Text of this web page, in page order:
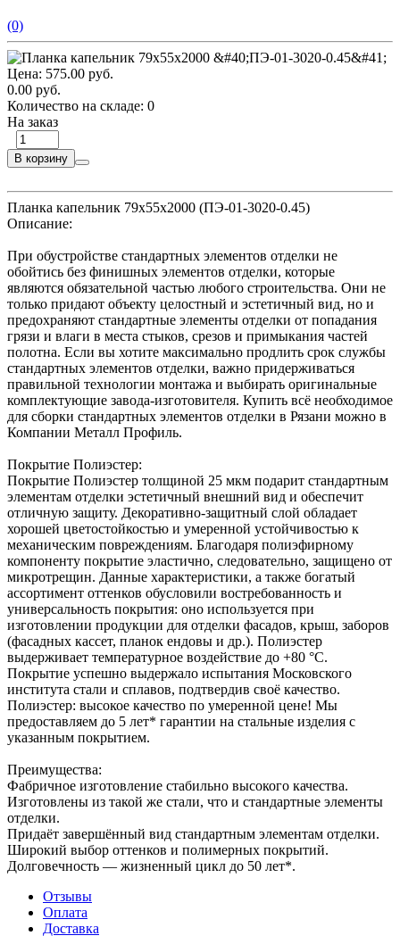
(0)
Цена: 575.00 руб.
0.00 руб.
Количество на складе: 0
На заказ
В корзину
Планка капельник 79х55х2000 (ПЭ-01-3020-0.45)
Описание:
При обустройстве стандартных элементов отделки не
обойтись без финишных элементов отделки, которые
являются обязательной частью любого строительства. Они не
только придают объекту целостный и эстетичный вид, но и
предохраняют стандартные элементы отделки от попадания
грязи и влаги в места стыков, срезов и примыкания частей
полотна. Если вы хотите максимально продлить срок службы
стандартных элементов отделки, важно придерживаться
правильной технологии монтажа и выбирать оригинальные
комплектующие завода-изготовителя. Купить всё необходимое
для сборки стандартных элементов отделки в Рязани можно в
Компании Металл Профиль.
Покрытие Полиэстер:
Покрытие Полиэстер толщиной 25 мкм подарит стандартным
элементам отделки эстетичный внешний вид и обеспечит
отличную защиту. Декоративно-защитный слой обладает
хорошей цветостойкостью и умеренной устойчивостью к
механическим повреждениям. Благодаря полиэфирному
компоненту покрытие эластично, следовательно, защищено от
микротрещин. Данные характеристики, а также богатый
ассортимент оттенков обусловили востребованность и
универсальность покрытия: оно используется при
изготовлении продукции для отделки фасадов, крыш, заборов
(фасадных кассет, планок ендовы и др.). Полиэстер
выдерживает температурное воздействие до +80 °С.
Покрытие успешно выдержало испытания Московского
института стали и сплавов, подтвердив своё качество.
Полиэстер: высокое качество по умеренной цене! Мы
предоставляем до 5 лет* гарантии на стальные изделия с
указанным покрытием.
Преимущества:
Фабричное изготовление стабильно высокого качества.
Изготовлены из такой же стали, что и стандартные элементы
отделки.
Придаёт завершённый вид стандартным элементам отделки.
Широкий выбор оттенков и полимерных покрытий.
Долговечность — жизненный цикл до 50 лет*.
Отзывы
Оплата
Доставка